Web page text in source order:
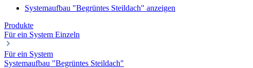
Systemaufbau "Begrüntes Steildach" anzeigen
Produkte
Für ein System Einzeln
Für ein System
Systemaufbau "Begrüntes Steildach"